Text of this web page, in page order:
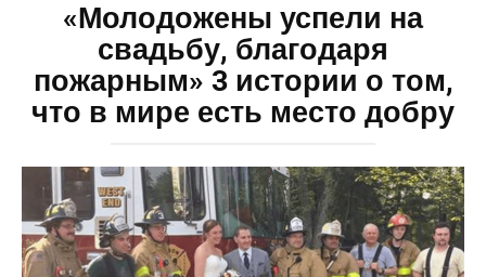
«Молодожены успели на
свадьбу, благодаря
пожарным» 3 истории о том,
что в мире есть место добру